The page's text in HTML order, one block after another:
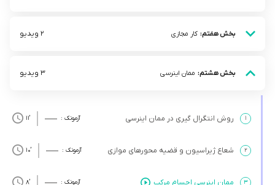
بخش هفتم: کار مجازی 2 ویدیو
بخش هشتم: ممان اینرسی 3 ویدیو
۱ روش انتگرال گیری در ممان اینرسی آزمونک : ’11
۲ شعاع ژیراسیون و قضیه محورهای موازی آزمونک : ’10
۳ ممان اینرسی اجسام مرکب آزمونک : ’8